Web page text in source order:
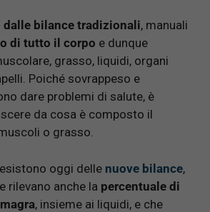
dalle bilance tradizionali, manuali
di tutto il corpo e dunque
grasso, liquidi, organi
Poiché sovrappeso e
dare problemi di salute, è
da cosa è composto il
o grasso.
oggi delle nuove bilance,
rilevano anche la percentuale di
, insieme ai liquidi, e che